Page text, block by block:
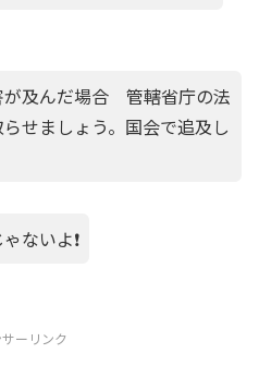
が及んだ場合 管轄省庁の法
せましょう。国会で追及し
ないよ❗
ーリンク